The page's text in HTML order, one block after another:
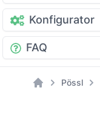
Konfigurator
FAQ
Pössl